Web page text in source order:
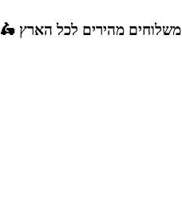
משלוחים מהירים לכל הארץ 🛵